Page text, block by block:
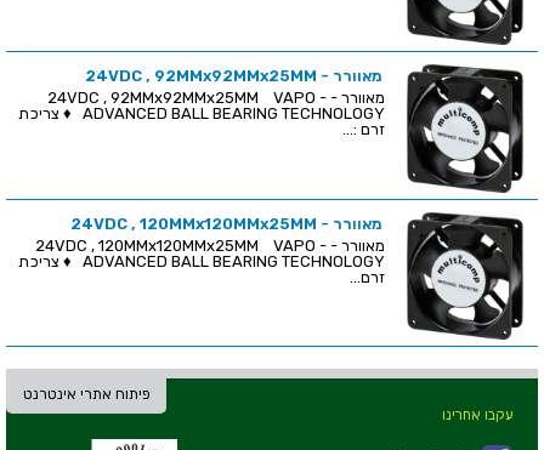
מאוורר - 24VDC , 92MMx92MMx25MM
מאוורר - 24VDC , 92MMx92MMx25MM VAPO -
ADVANCED BALL BEARING TECHNOLOGY ♦ צריכת
זרם :...
מאוורר - 24VDC , 120MMx120MMx25MM
מאוורר - 24VDC , 120MMx120MMx25MM VAPO -
ADVANCED BALL BEARING TECHNOLOGY ♦ צריכת
זרם...
פיתוח אתרי אינטרנט
עקבו אחרינו